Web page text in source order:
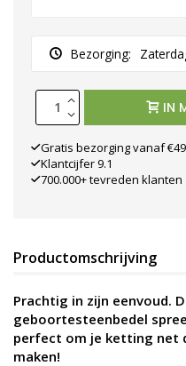
Bezorging:
IN
Gratis bezorging vanaf
Klantcijfer 9.1
700.000+ tevreden klanten
Productomschrijving
Prachtig in zijn eenvoud.
geboortesteenbedel
perfect om je ketting net
maken!